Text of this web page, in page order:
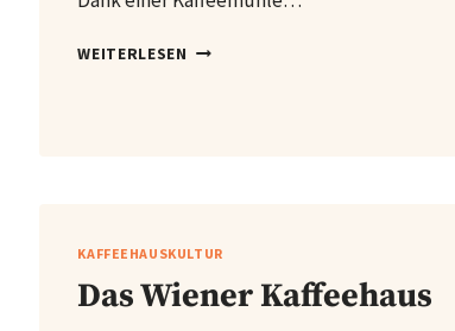
WEITERLESEN KAFFEEMÜHLEN
KAFFEEHAUSKULTUR
Das Wiener Kaffeehaus